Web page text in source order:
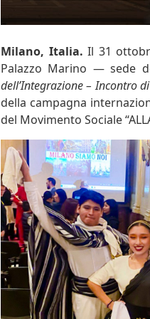
Milano, Italia. Il 31
Palazzo Marino — sede
dell’Integrazione – Incontro
della campagna
del Movimento Sociale